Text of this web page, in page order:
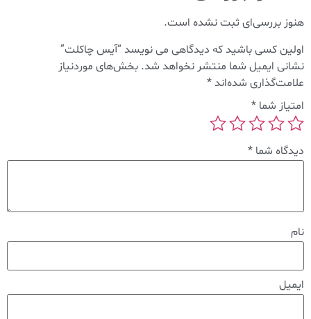
هنوز بررسی‌ای ثبت نشده است.
اولین کسی باشید که دیدگاهی می نویسد “آیس چاکلت”
نشانی ایمیل شما منتشر نخواهد شد. بخش‌های موردنیاز
علامت‌گذاری شده‌اند*
امتیاز شما *
دیدگاه شما *
نام
ایمیل